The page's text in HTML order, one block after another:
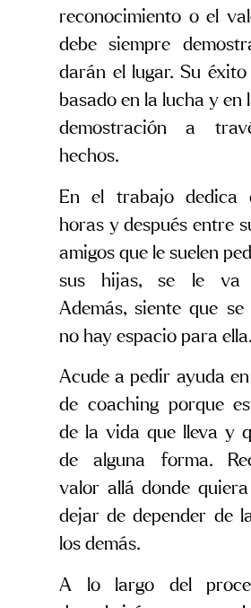
reconocimiento o el
debe siempre
darán el lugar. Su
basado en la lucha y en
demostración a
hechos.
En el trabajo dedica
horas y después entre
amigos que le suelen
sus hijas, se le va
Además, siente que
no hay espacio para ella.
Acude a pedir ayuda
de coaching porque
de la vida que lleva y
de alguna forma.
valor allá donde
dejar de depender de
los demás.
A lo largo del